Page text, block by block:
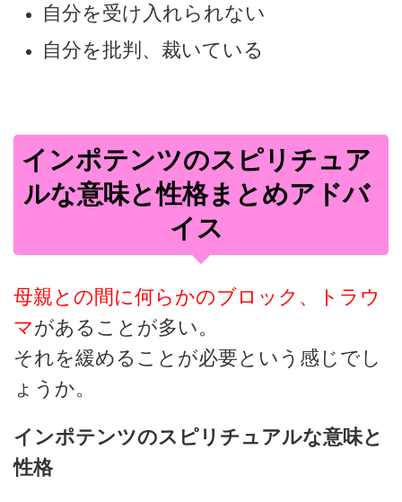
自分を受け入れられない
自分を批判、裁いている
インポテンツのスピリチュア
ルな意味と性格まとめアドバ
イス
母親との間に何らかのブロック、トラウ
マがあることが多い。
それを緩めることが必要という感じでし
ょうか。
インポテンツのスピリチュアルな意味と
性格